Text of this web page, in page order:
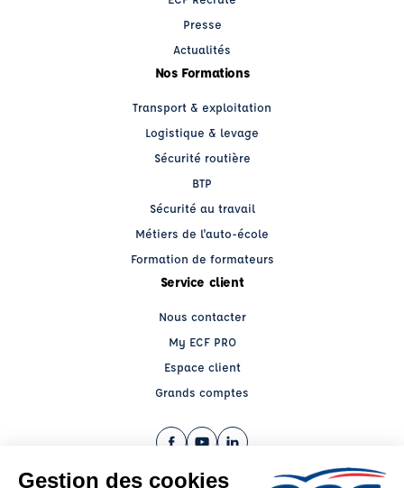
Presse
Actualités
Nos Formations
Transport & exploitation
Logistique & levage
Sécurité routière
BTP
Sécurité au travail
Métiers de l'auto-école
Formation de formateurs
Service client
Nous contacter
My ECF PRO
Espace client
Grands comptes